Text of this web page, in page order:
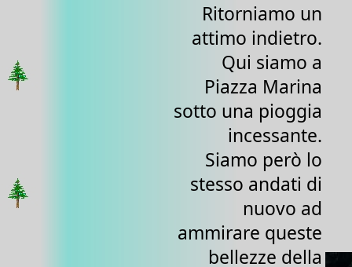
Ritorniamo un
attimo indietro.
Qui siamo a
Piazza Marina
sotto una pioggia
incessante.
Siamo però lo
stesso andati di
nuovo ad
ammirare queste
bellezze della